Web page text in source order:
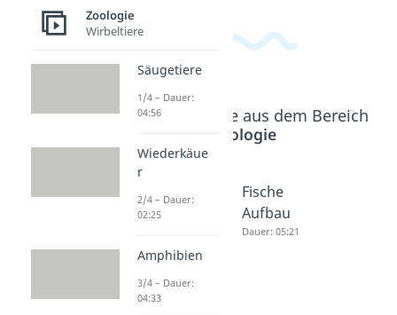
Beliebte Inhalte aus dem Bereich
Zoologie
Sibirische
r Tiger
Fische
Aufbau
Dauer: 05:21
Zoologie
Wirbeltiere
Säugetiere
1/4 – Dauer:
04:56
Wiederkäue
r
2/4 – Dauer:
02:25
Amphibien
3/4 – Dauer:
04:33